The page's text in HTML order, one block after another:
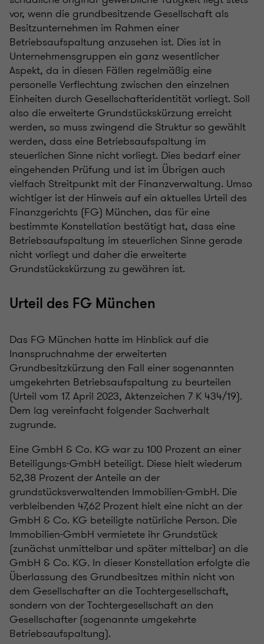
vor, wenn die grundbesitzende Gesellschaft als
Besitzunternehmen im Rahmen einer
Betriebsaufspaltung anzusehen ist. Dies ist in
Unternehmensgruppen ein ganz wesentlicher
Aspekt, da in diesen Fällen regelmäßig eine
personelle Verflechtung zwischen den einzelnen
Einheiten durch Gesellschafteridentität vorliegt. Soll
also die erweiterte Grundstückskürzung erreicht
werden, so muss zwingend die Struktur so gewählt
werden, dass eine Betriebsaufspaltung im
steuerlichen Sinne nicht vorliegt. Dies bedarf einer
eingehenden Prüfung und ist im Übrigen auch
vielfach Streitpunkt mit der Finanzverwaltung. Umso
wichtiger ist der Hinweis auf ein aktuelles Urteil des
Finanzgerichts (FG) München, das für eine
bestimmte Konstellation bestätigt hat, dass eine
Betriebsaufspaltung im steuerlichen Sinne gerade
nicht vorliegt und daher die erweiterte
Grundstückskürzung zu gewähren ist.
Urteil des FG München
Das FG München hatte im Hinblick auf die
Inanspruchnahme der erweiterten
Grundbesitzkürzung den Fall einer sogenannten
umgekehrten Betriebsaufspaltung zu beurteilen
(Urteil vom 17. April 2023, Aktenzeichen 7 K 434/19).
Dem lag vereinfacht folgender Sachverhalt
zugrunde.
Eine GmbH & Co. KG war zu 100 Prozent an einer
Beteiligungs-GmbH beteiligt. Diese hielt wiederum
52,38 Prozent der Anteile an der
grundstücksverwaltenden Immobilien-GmbH. Die
verbleibenden 47,62 Prozent hielt eine nicht an der
GmbH & Co. KG beteiligte natürliche Person. Die
Immobilien-GmbH vermietete ihr Grundstück
(zunächst unmittelbar und später mittelbar) an die
GmbH & Co. KG. In dieser Konstellation erfolgte die
Überlassung des Grundbesitzes mithin nicht von
dem Gesellschafter an die Tochtergesellschaft,
sondern von der Tochtergesellschaft an den
Gesellschafter (sogenannte umgekehrte
Betriebsaufspaltung).